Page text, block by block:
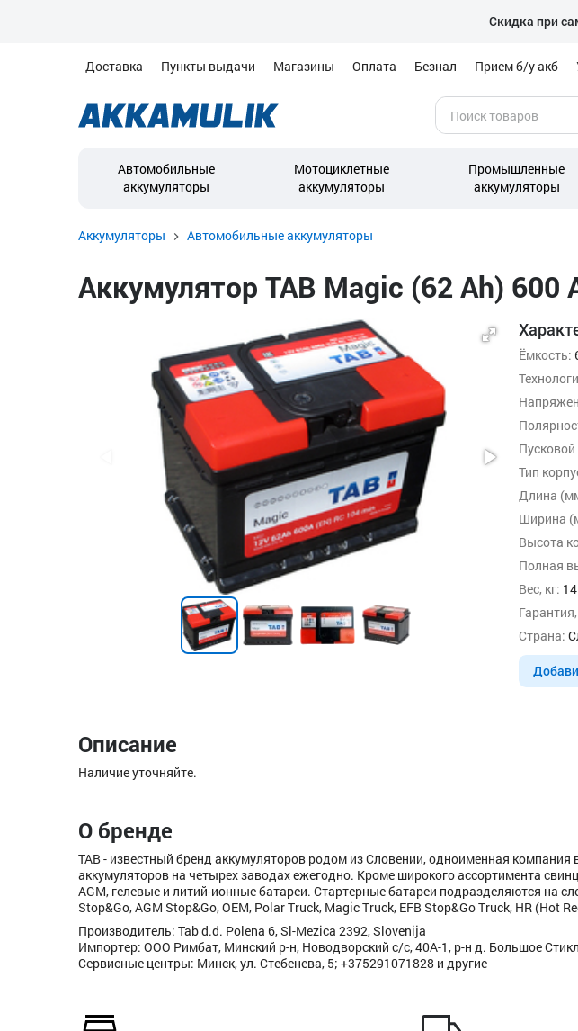
Скидка при
Доставка Пункты выдачи Магазины Оплата Безнал Прием б/у акб
Автомобильные
аккумуляторы
Мотоциклетные
аккумуляторы
Промышленные
аккумуляторы
Аккумуляторы Автомобильные аккумуляторы
Аккумулятор TAB Magic (62 Ah) 600
Ёмкость:
Пусковой
Тип
Длина
Ширина
Высота
Полная
Вес, кг:
Страна:
Описание
Наличие уточняйте.
О бренде
TAB - известный бренд аккумуляторов родом из Словении, одноименная
аккумуляторов на четырех заводах ежегодно. Кроме широкого ассортимента
AGM, гелевые и литий-ионные батареи. Стартерные батареи подразделяются на
Stop&Go, AGM Stop&Go, OEM, Polar Truck, Magic Truck, EFB Stop&Go Truck, HR (Hot
Производитель: Tab d.d. Polena 6, Sl-Mezica 2392, Slovenija
Импортер: ООО Римбат, Минский р-н, Новодворский с/с, 40А-1, р-н д. Большое
Сервисные центры: Минск, ул. Стебенева, 5; +375291071828 и другие